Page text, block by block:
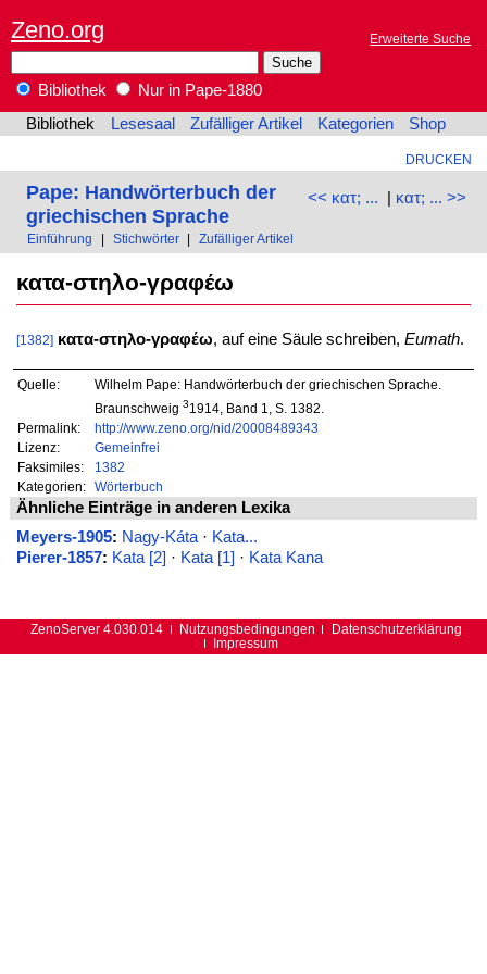
Zeno.org Erweiterte Suche
Bibliothek
Nur in Pape-1880
Bibliothek
Lesesaal Zufälliger Artikel Kategorien Shop
DRUCKEN
<< κατ; ... | κατ; ... >>
Pape: Handwörterbuch der
griechischen Sprache
Einführung Stichwörter Zufälliger Artikel
κατα-στηλο-γραφέω
[1382] κατα-στηλο-γραφέω, auf eine Säule schreiben, Eumath.
Quelle:
Wilhelm Pape: Handwörterbuch der griechischen Sprache.
Braunschweig 31914, Band 1, S. 1382.
Permalink:
http://www.zeno.org/nid/20008489343
Lizenz:
Gemeinfrei
Faksimiles:
1382
Kategorien:
Wörterbuch
Ähnliche Einträge in anderen Lexika
Meyers-1905: Nagy-Káta· Kata...
Pierer-1857: Kata [2] · Kata [1] · Kata Kana
ZenoServer 4.030.014 Nutzungsbedingungen
Datenschutzerklärung
Impressum